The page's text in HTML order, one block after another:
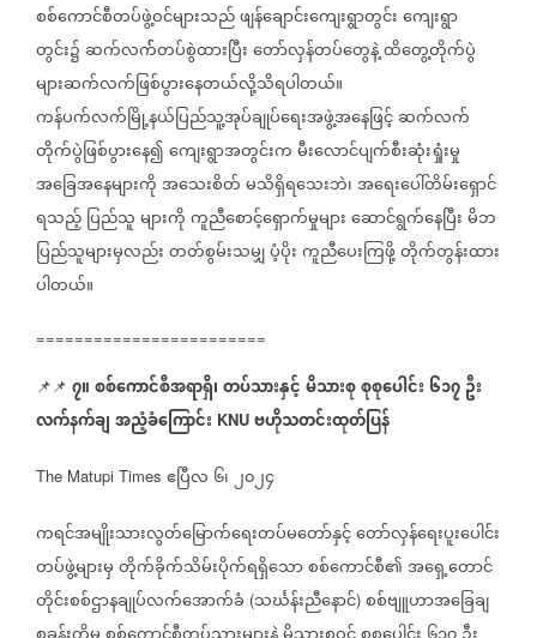
စစ်ကောင်စီတပ်ဖွဲ့ဝင်များသည်ဖျန်ချောင်းကျေးရွာတွင်းကျေးရွာ
တွင်း၌ဆက်လက််တပ်စွဲထားပြီးတော်လှန်တပ်တွေနဲ့ထိတွေ့တိုက်ပွဲ
များဆက်လက်ဖြစ်ပွားနေတယ်လို့သိရပါတယ်။
ကန်ပက်လက်မြို့နယ်ပြည်သူ့အုပ်ချုပ်ရေးအဖွဲ့အနေဖြင့်ဆက်လက်
တိုက်ပွဲဖြစ်ပွားနေ၍ကျေးရွာအတွင်းကမီးလောင်ပျက်စီးဆုံးရှုံးမှု
အခြေအနေများကိုအသေးစိတ်မသိရှိရသေးဘဲ၊အရေးပေါ်တိမ်းရှောင်
ရသည့်ပြည်သူများကိုကူညီစောင့်ရှောက်မှုများဆောင်ရွက်နေပြီးမိဘ
ပြည်သူများမှလည်းတတ်စွမ်းသမျှပံ့ပိုးကူညီပေးကြဖို့တိုက်တွန်းထား
ပါတယ်။
========================
📌📌 ၇။စစ်ကောင်စီအရာရှိ၊တပ်သားနှင့်မိသားစုစုစုပေါင်း ၆၁၇ဦး
လက်နက်ချအညံ့ခံကြောင်း KNU ဗဟိုသတင်းထုတ်ပြန်
The Matupi Times ဧပြီလ ၆၊၂၀၂၄
ကရင်အမျိုးသားလွတ်မြောက်ရေးတပ်မတော်နှင့်တော်လှန်ရေးပူးပေါင်း
တပ်ဖွဲ့များမှတိုက်ခိုက်သိမ်းပိုက်ရရှိသောစစ်ကောင်စီ၏အရှေ့တောင်
တိုင်းစစ်ဌာနချုပ်လက်အောက်ခံ (သင်္ဃန်းညီနောင်) စစ်ဗျူဟာအခြေချ